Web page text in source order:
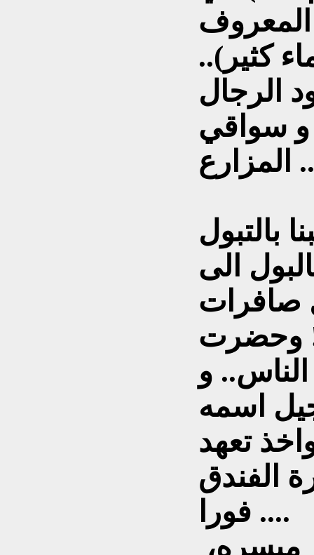
كثير)..
الرجال
و سواقي
المزارع ..
بالتبول
الى
صافرات
وحضرت
الناس.. و
اسمه
تعهد
الفندق
فورا ....
ميسره،